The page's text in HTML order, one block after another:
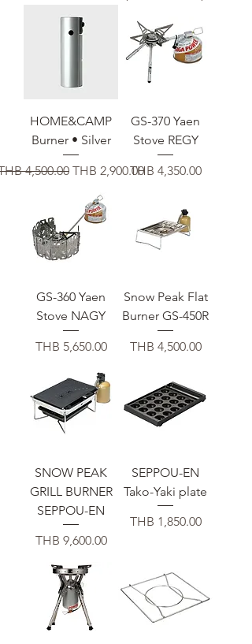
HOME&CAMP
Burner • Silver
常価格
4,500.00 セール価格
THB 2,900.00
GS-370 Yaen
Stove REGY
価格
THB 4,350.00
GS-360 Yaen
Stove NAGY
価格
THB 5,650.00
Snow Peak Flat
Burner GS-450R
価格
THB 4,500.00
SNOW PEAK
GRILL BURNER
SEPPOU-EN
価格
THB 9,600.00
SEPPOU-EN
Tako-Yaki plate
価格
THB 1,850.00